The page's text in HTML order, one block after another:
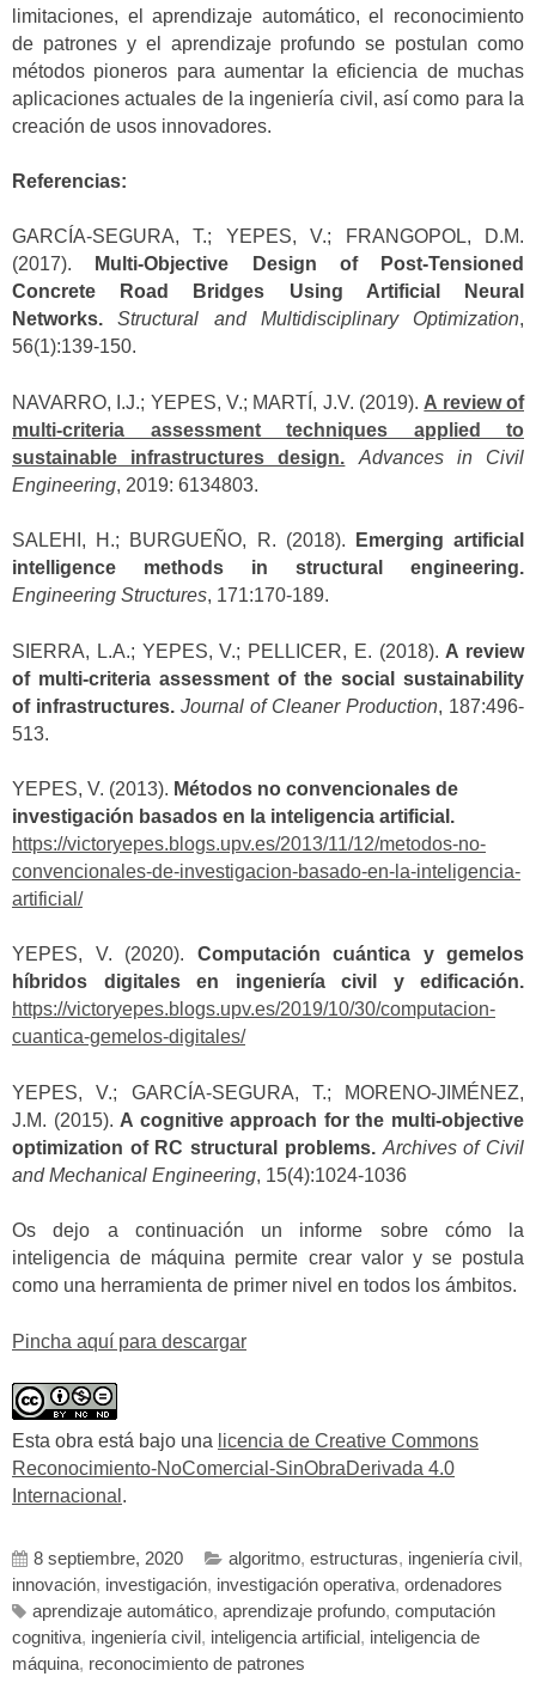
limitaciones, el aprendizaje automático, el reconocimiento
de patrones y el aprendizaje profundo se postulan como
métodos pioneros para aumentar la eficiencia de muchas
aplicaciones actuales de la ingeniería civil, así como para la
creación de usos innovadores.
Referencias:
GARCÍA-SEGURA, T.; YEPES, V.; FRANGOPOL, D.M.
(2017).
Multi-Objective Design of Post-Tensioned
Concrete Road Bridges Using Artificial Neural
Networks.
Structural and Multidisciplinary Optimization,
56(1):139-150.
NAVARRO, I.J.; YEPES, V.; MARTÍ, J.V. (2019). A review of
multi-criteria assessment techniques applied to
sustainable infrastructures design.
Advances in Civil
Engineering, 2019: 6134803.
SALEHI, H.; BURGUEÑO, R. (2018).
Emerging artificial
intelligence methods in structural engineering.
Engineering Structures, 171:170-189.
SIERRA, L.A.; YEPES, V.; PELLICER, E. (2018). A review
of multi-criteria assessment of the social sustainability
of infrastructures. Journal of Cleaner Production, 187:496-
513.
YEPES, V. (2013). Métodos no convencionales de
investigación basados en la inteligencia artificial.
https://victoryepes.blogs.upv.es/2013/11/12/metodos-no-
convencionales-de-investigacion-basado-en-la-inteligencia-
artificial/
YEPES, V. (2020). Computación cuántica y gemelos
híbridos digitales en ingeniería civil y edificación.
https://victoryepes.blogs.upv.es/2019/10/30/computacion-
cuantica-gemelos-digitales/
YEPES, V.; GARCÍA-SEGURA, T.; MORENO-JIMÉNEZ,
J.M. (2015). A cognitive approach for the multi-objective
optimization of RC structural problems. Archives of Civil
and Mechanical Engineering, 15(4):1024-1036
Os dejo a continuación un informe sobre cómo la
inteligencia de máquina permite crear valor y se postula
como una herramienta de primer nivel en todos los ámbitos.
Pincha aquí para descargar
Esta obra está bajo una licencia de Creative Commons
Reconocimiento-NoComercial-SinObraDerivada 4.0
Internacional .
8 septiembre, 2020 algoritmo, estructuras, ingeniería civil ,
innovación, investigación, investigación operativa, ordenadores
aprendizaje automático, aprendizaje profundo, computación
cognitiva, ingeniería civil , inteligencia artificial, inteligencia de
máquina, reconocimiento de patrones